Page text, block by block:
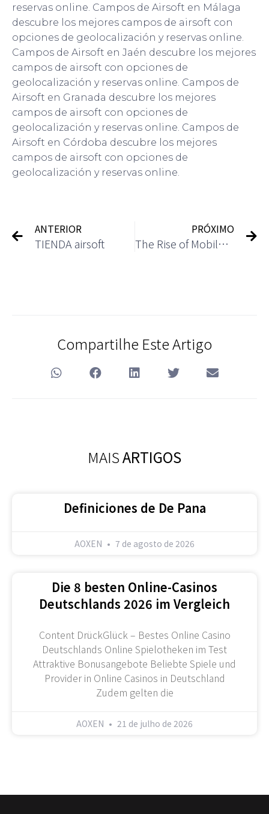
reservas online. Campos de Airsoft en Málaga
descubre los mejores campos de airsoft con
opciones de geolocalización y reservas online.
Campos de Airsoft en Jaén descubre los mejores
campos de airsoft con opciones de
geolocalización y reservas online. Campos de
Airsoft en Granada descubre los mejores
campos de airsoft con opciones de
geolocalización y reservas online. Campos de
Airsoft en Córdoba descubre los mejores
campos de airsoft con opciones de
geolocalización y reservas online.
ANTERIOR
TIENDA airsoft
PRÓXIMO
The Rise of Mobile Gaming in the Casino Industry
Compartilhe Este Artigo
MAISARTIGOS
Definiciones de De Pana
AOXEN 7 de agosto de 2026
Die 8 besten Online-Casinos
Deutschlands 2026 im Vergleich
Content DrückGlück – Bestes Online Casino
Deutschlands Online Spielotheken im Test
Attraktive Bonusangebote Beliebte Spiele und
Provider in Online Casinos in Deutschland
Zudem gelten die
AOXEN 21 de julho de 2026